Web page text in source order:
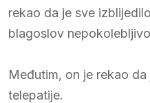
rekao da je sve
blagoslov
Međutim, on je rekao
telepatije.